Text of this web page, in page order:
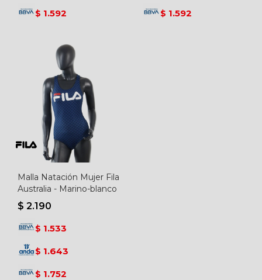
$ 1.592 $ 1.592
Malla Natación Mujer Fila
Australia - Marino-blanco
$ 2.190
$ 1.533
$ 1.643
$ 1.752